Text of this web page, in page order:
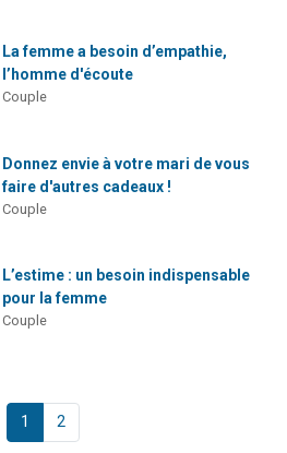
La femme a besoin d’empathie,
l’homme d'écoute
Couple
Donnez envie à votre mari de vous
faire d'autres cadeaux !
Couple
L’estime : un besoin indispensable
pour la femme
Couple
1 2